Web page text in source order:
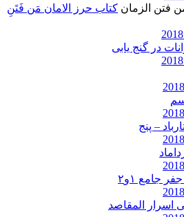
کتاب حرز الامان مَن فَتَنِ
در گنج یابی
– پنج
جامع ۱و۲
اسرار المقاصد